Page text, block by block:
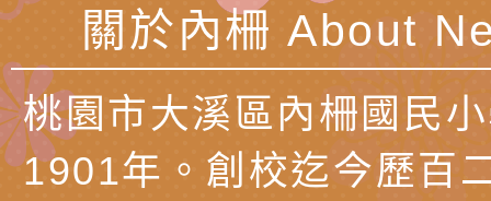
訓練
多元文化遊戲室之規
造」、「阿德勒心理
學諮商輔導的應用」
不只是遊戲 - 兒童遊
月份公共服務政策溝
訊
桃園市龜山區大坑國
理114學年度整合性
育講座「爸媽不暴走
成長」
台灣遊戲治療學會
日舉辦「空間的療癒
文化遊戲室之規畫與
檢送衛生福利部「政
材應注意之可及性格
有關本市桃園區中埔
關於內柵 About
桃園市大溪區內柵國民
1901年。創校迄今歷百